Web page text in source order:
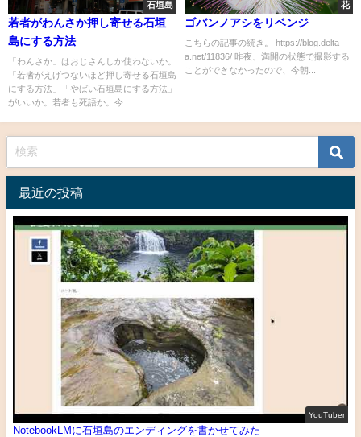
石垣島
若者がわんさか押し寄せる石垣
島にする方法
「わんさか」はおじさんしか使わないか。
「若者がえげつないほど押し寄せる石垣島
にする方法」「やばい石垣島にする方法」
がいいか。若者も死語か。今...
花
ゴバンノアシをリベンジ
こちらの記事の続き。 https://blog.delta-
a.net/11836/ 昨夜、満開の状態で撮影する
ことができなかったので、今朝...
最近の投稿
YouTuber
NotebookLMに石垣島のエンディングを書かせてみた